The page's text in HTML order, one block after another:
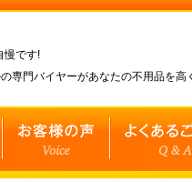
慢です!
専門バイヤーがあなたの不用品を高